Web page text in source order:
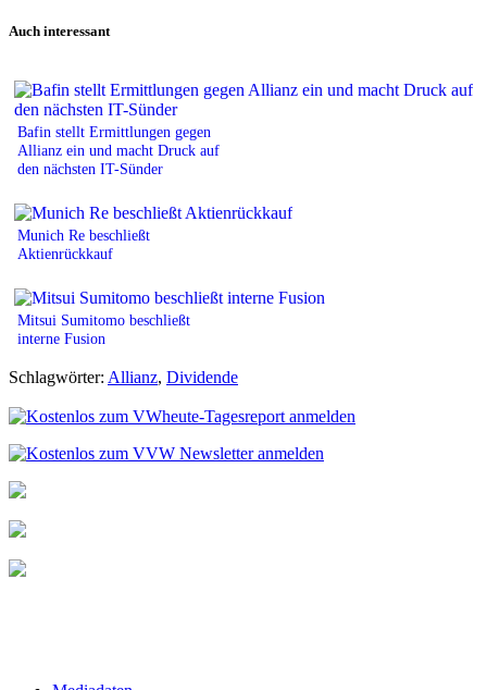
Auch interessant
Bafin stellt Ermittlungen gegen
Allianz ein und macht Druck auf
den nächsten IT-Sünder
Munich Re beschließt
Aktienrückkauf
Mitsui Sumitomo beschließt
interne Fusion
Schlagwörter: Allianz, Dividende